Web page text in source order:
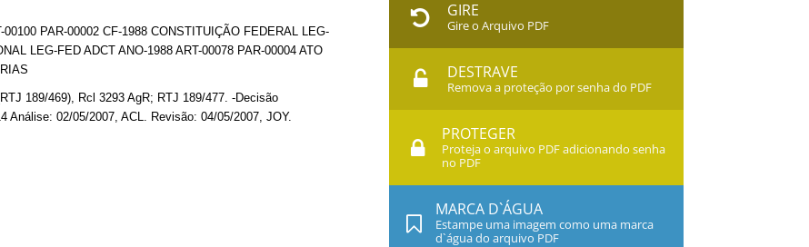
00100 PAR-00002 CF-1988 CONSTITUIÇÃO FEDERAL LEG-
LEG-FED ADCT ANO-1988 ART-00078 PAR-00004 ATO
189/469), Rcl 3293 AgR; RTJ 189/477. -Decisão
Análise: 02/05/2007, ACL. Revisão: 04/05/2007, JOY.
GIRE
Gire o Arquivo PDF
DESTRAVE
Remova a proteção por senha do PDF
PROTEGER
Proteja o arquivo PDF adicionando senha
no PDF
MARCA D`ÁGUA
Estampe uma imagem como uma marca
d`água do arquivo PDF